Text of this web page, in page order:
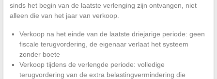
sinds het begin van de laatste verlenging zijn ontvangen, niet
alleen die van het jaar van verkoop.
Verkoop na het einde van de laatste driejarige periode: geen
fiscale terugvordering, de eigenaar verlaat het systeem
zonder boete
Verkoop tijdens de verlengde periode: volledige
terugvordering van de extra belastingvermindering die